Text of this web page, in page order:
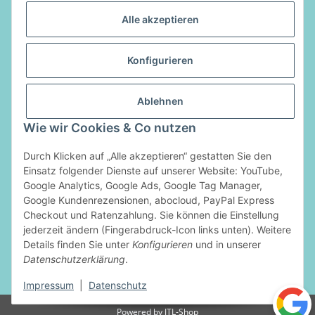
Alle akzeptieren
Konfigurieren
Ablehnen
Wie wir Cookies & Co nutzen
Durch Klicken auf „Alle akzeptieren“ gestatten Sie den
Einsatz folgender Dienste auf unserer Website: YouTube,
Google Analytics, Google Ads, Google Tag Manager,
Google Kundenrezensionen, abocloud, PayPal Express
Checkout und Ratenzahlung. Sie können die Einstellung
jederzeit ändern (Fingerabdruck-Icon links unten). Weitere
Details finden Sie unter Konfigurieren und in unserer
Datenschutzerklärung.
Impressum Datenschutz
Informationen
Gesetzliche Informationen
Zahlungsarten
Powered by JTL-Shop